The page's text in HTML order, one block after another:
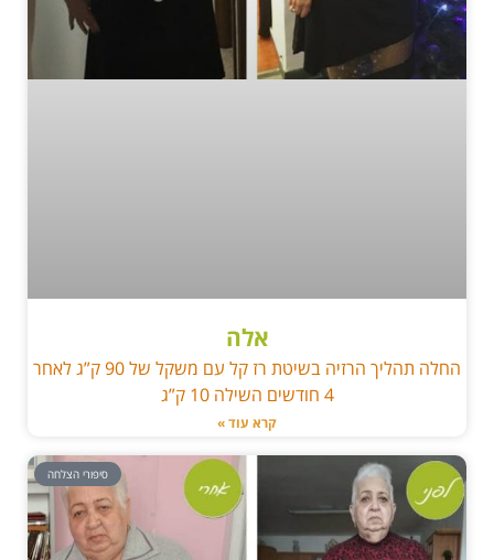
אלה
החלה תהליך הרזיה בשיטת רז קל עם משקל של 90 ק”ג לאחר
4 חודשים השילה 10 ק”ג
קרא עוד »
סיפורי הצלחה